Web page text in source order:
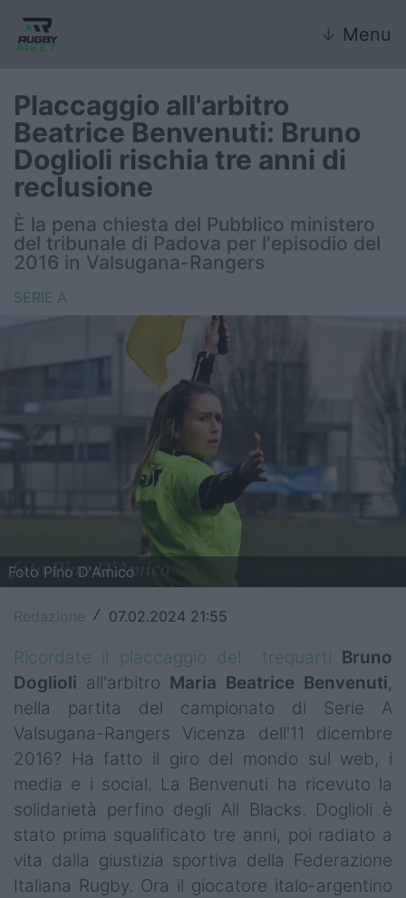
↓ Menu
Nazionale
Nazionali giovanili
Rugby Sevens
FIR
Internazionale
6 Nazioni
United Rugby Championship
Champions Cup
Challenge Cup
World Rugby
Super Rugby
Rugby in TV
Mercato
Serie A Elite
Campionati
Serie A
Placcaggio all'arbitro
Beatrice Benvenuti: Bruno
Doglioli rischia tre anni di
reclusione
È la pena chiesta del Pubblico ministero
del tribunale di Padova per l'episodio del
2016 in Valsugana-Rangers
SERIE A
Foto Pino D'Amico
Redazione / 07.02.2024 21:55
Ricordate il placcaggio del trequarti Bruno
Doglioli all'arbitro Maria Beatrice Benvenuti,
nella partita del campionato di Serie A
Valsugana-Rangers Vicenza dell'11 dicembre
2016? Ha fatto il giro del mondo sul web, i
media e i social. La Benvenuti ha ricevuto la
solidarietà perfino degli All Blacks. Doglioli è
stato prima squalificato tre anni, poi radiato a
vita dalla giustizia sportiva della Federazione
Italiana Rugby. Ora il giocatore italo-argentino